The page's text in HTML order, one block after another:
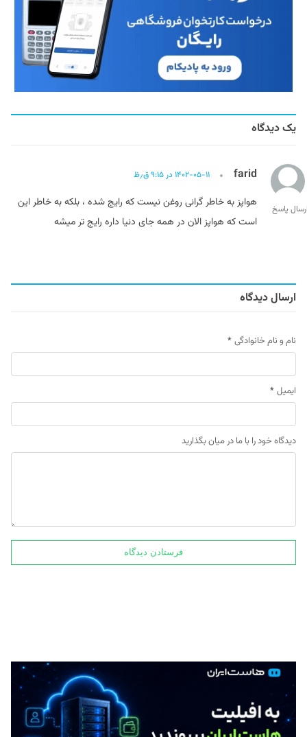
یک دیدگاه
farid ۱۴۰۲-۰۵-۱۱ در ۹:۱۵ ق٫ظ
هواپز به خاطر گرانی روغن نیست که رایج شده ، بلکه به خاطر این
است که هواپز الان در همه جای دنیا داره رایج تر میشه
پاسخ
ارسال دیدگاه
نام و نام خانوادگی *
ایمیل *
دیدگاه خود را با ما در میان بگذارید